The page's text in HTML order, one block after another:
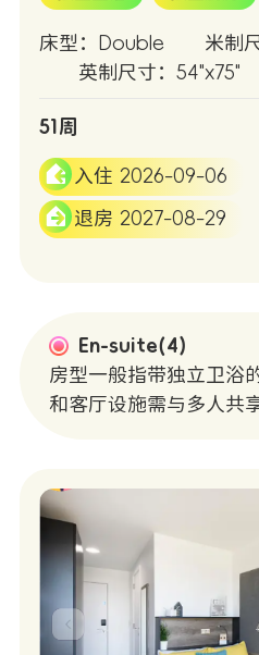
床型：Double
米制
英制尺寸：54"x75"
51周
入住 2026-09-06
退房 2027-08-29
En-suite(4)
房型一般指带独立卫浴
和客厅设施需与多人共享